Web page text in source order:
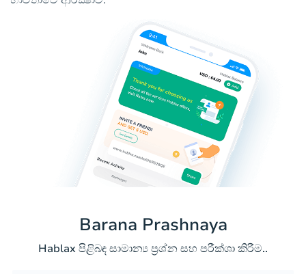
Barana Prashnaya
Hablax පිළිබඳ සාමාන්‍ය ප්‍රශ්න සහ පරීක්ශා කිරීම..